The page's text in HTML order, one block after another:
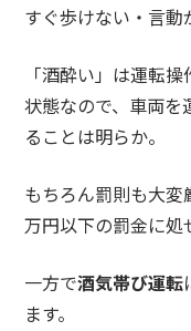
すぐ歩けない・言動
「酒酔い」は運転
状態なので、車両を
ることは明らか。
もちろん罰則も大
万円以下の罰金に処
一方で酒気帯び運転
ます。